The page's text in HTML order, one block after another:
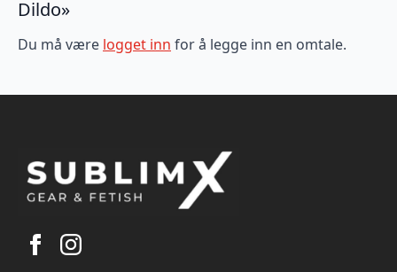
Dildo»
Du må være logget inn for å legge inn en omtale.